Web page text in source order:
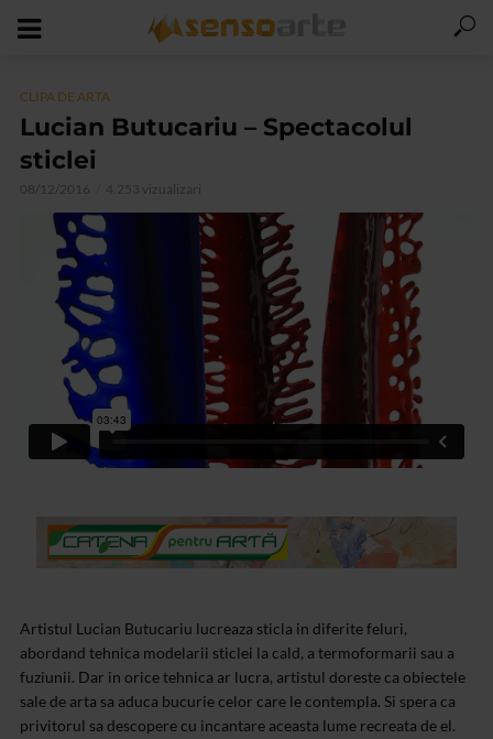
CLIPA DE ARTA
Lucian Butucariu – Spectacolul
sticlei
08/12/2016 4.253 vizualizari
Artistul Lucian Butucariu lucreaza sticla in diferite feluri,
abordand tehnica modelarii sticlei la cald, a termoformarii sau a
fuziunii. Dar in orice tehnica ar lucra, artistul doreste ca obiectele
sale de arta sa aduca bucurie celor care le contempla. Si spera ca
privitorul sa descopere cu incantare aceasta lume recreata de el.